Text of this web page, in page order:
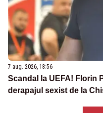
7 aug. 2026, 18:56
Scandal la UEFA! Florin
derapajul sexist de la